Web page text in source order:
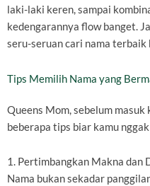
laki-laki keren, sampai
kedengarannya flow banget.
seru-seruan cari nama terbaik
Tips Memilih Nama yang
Queens Mom, sebelum
beberapa tips biar kamu
1. Pertimbangkan Makna dan
Nama bukan sekadar